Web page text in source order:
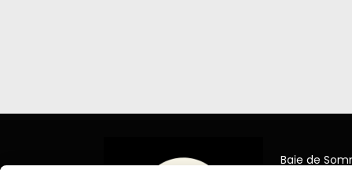
Baie de